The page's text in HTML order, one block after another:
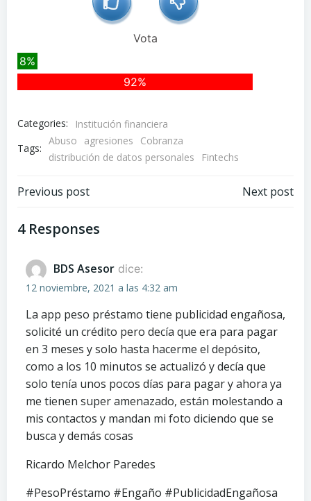
Vota
8%
92%
Categories:
Institución financiera
Tags:
Abuso agresiones
Cobranza
distribución de datos personales
Fintechs
Navegación
de
entradas
Previous post
Navegación
Next post
4 Responses
BDS Asesor dice:
12 noviembre, 2021 a las 4:32 am
La app peso préstamo tiene publicidad engañosa,
solicité un crédito pero decía que era para pagar
en 3 meses y solo hasta hacerme el depósito,
como a los 10 minutos se actualizó y decía que
solo tenía unos pocos días para pagar y ahora ya
me tienen super amenazado, están molestando a
mis contactos y mandan mi foto diciendo que se
busca y demás cosas
Ricardo Melchor Paredes
#PesoPréstamo #Engaño #PublicidadEngañosa